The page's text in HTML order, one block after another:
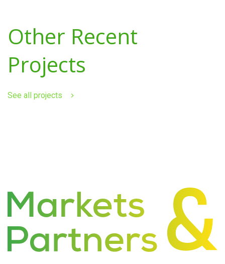
Other Recent
Projects
See all projects